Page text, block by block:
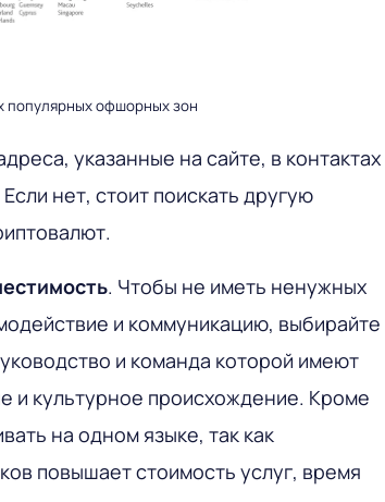
популярных офшорных зон
указанные на сайте, в контактах
нет, стоит поискать другую
. Чтобы не иметь ненужных
и коммуникацию, выбирайте
и команда которой имеют
и культурное происхождение. Кроме
на одном языке, так как
повышает стоимость услуг, время